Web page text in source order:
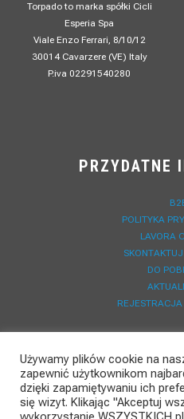
Torpado to marka spółki Cicli
Esperia Spa
Viale Enzo Ferrari, 8/10/12
30014 Cavarzere (VE) Italy
P.iva 02291540280
PRZYDATNE
POLITYKA
LAVORA
DO
Używamy plików cookie na
zapewnić użytkownikom
dzięki zapamiętywaniu ich
się wizyt. Klikając "Akceptuj